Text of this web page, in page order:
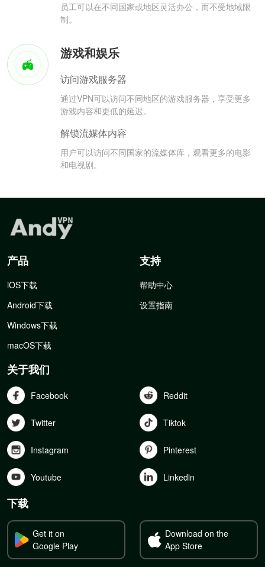
员工可以在不同国家或地区灵活办公，而不受地域限
制。
游戏和娱乐
访问游戏服务器
通过VPN可以访问不同地区的游戏服务器，享受更多
游戏内容和更低的延迟。
解锁流媒体内容
用户可以访问不同国家的流媒体库，观看更多的电影
和电视剧。
产品
iOS下载
Android下载
Windows下载
macOS下载
支持
帮助中心
设置指南
关于我们
Facebook Reddit
Twitter Tiktok
Instagram Pinterest
Youtube Linkedln
下载
Get it on
Google Play
Download on the
App Store